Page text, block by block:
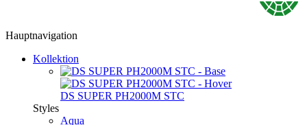
Hauptnavigation
Kollektion
DS SUPER PH2000M STC
Styles
Aqua